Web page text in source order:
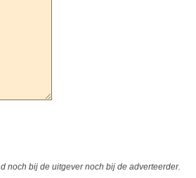
noch bij de uitgever noch bij de adverteerder.